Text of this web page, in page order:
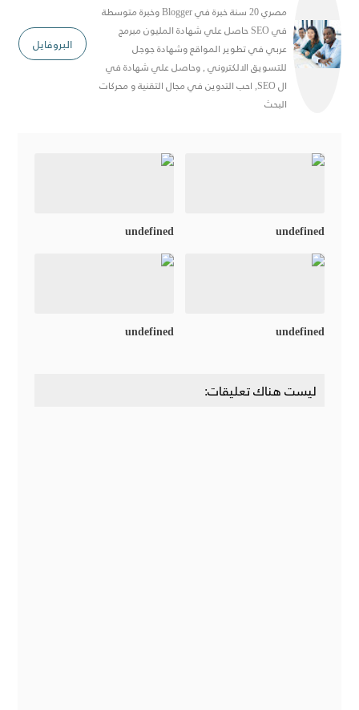
مصري 20 سنة خبرة في Blogger وخبرة متوسطة
في SEO حاصل علي شهادة المليون مبرمج
عربي في تطوير المواقع وشهادة جوجل
للتسويق الالكتروني , وحاصل علي شهادة في
ال SEO, احب التدوين في مجال التقنية و محركات
البحث
البروفايل
undefined undefined
undefined undefined
ليست هناك تعليقات: